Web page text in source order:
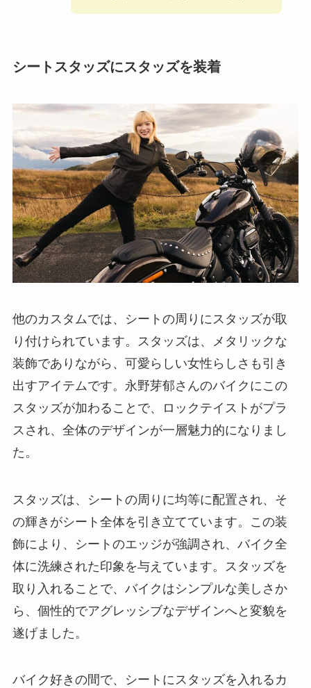
シートスタッズにスタッズを装着
他のカスタムでは、シートの周りにスタッズが取
り付けられています。スタッズは、メタリックな
装飾でありながら、可愛らしい女性らしさも引き
出すアイテムです。永野芽郁さんのバイクにこの
スタッズが加わることで、ロックテイストがプラ
スされ、全体のデザインが一層魅力的になりまし
た。
スタッズは、シートの周りに均等に配置され、そ
の輝きがシート全体を引き立てています。この装
飾により、シートのエッジが強調され、バイク全
体に洗練された印象を与えています。スタッズを
取り入れることで、バイクはシンプルな美しさか
ら、個性的でアグレッシブなデザインへと変貌を
遂げました。
バイク好きの間で、シートにスタッズを入れるカ